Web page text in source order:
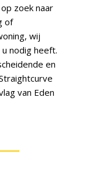
zoek naar
of
wij
nodig heeft.
en
van Eden